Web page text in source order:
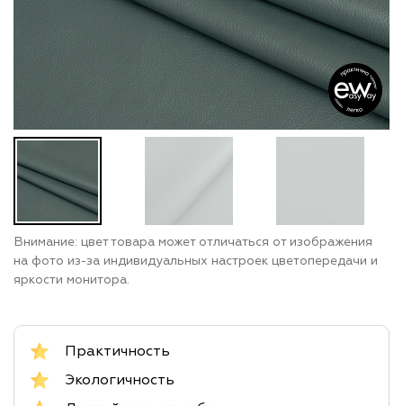
Внимание: цвет товара может отличаться от изображения
на фото из-за индивидуальных настроек цветопередачи и
яркости монитора.
Практичность
Экологичность